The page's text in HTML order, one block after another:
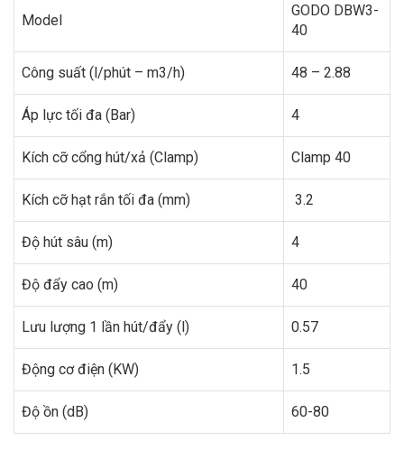
Model
GODO DBW3-
40
Công suất (l/phút – m3/h) 48 – 2.88
Áp lực tối đa (Bar) 4
Kích cỡ cổng hút/xả (Clamp) Clamp 40
Kích cỡ hạt rắn tối đa (mm) 3.2
Độ hút sâu (m) 4
Độ đẩy cao (m) 40
Lưu lượng 1 lần hút/đẩy (l) 0.57
Động cơ điện (KW) 1.5
Độ ồn (dB) 60-80